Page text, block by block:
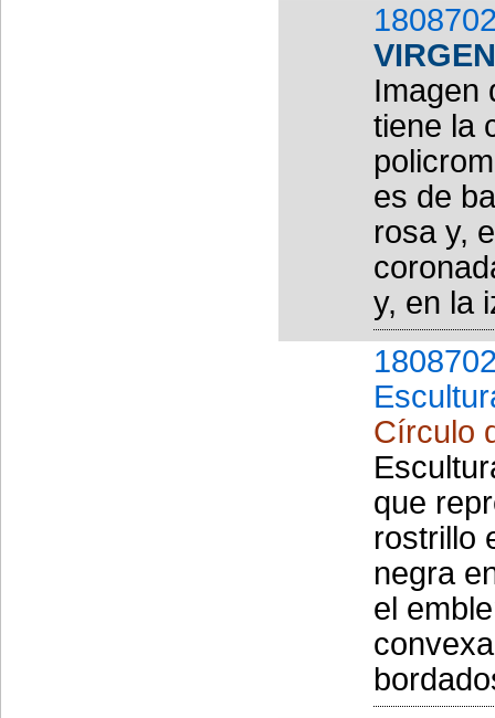
Imagen
tiene la
es de
rosa y,
y, en la
Círculo
que
rostrillo
negra
el